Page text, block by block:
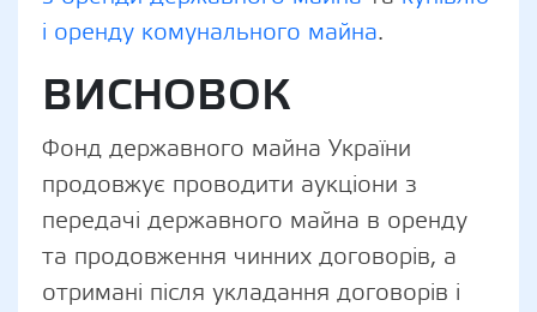
і оренду комунального майна.
ВИСНОВОК
Фонд державного майна України
продовжує проводити аукціони з
передачі державного майна в оренду
та продовження чинних договорів, а
отримані після укладання договорів і